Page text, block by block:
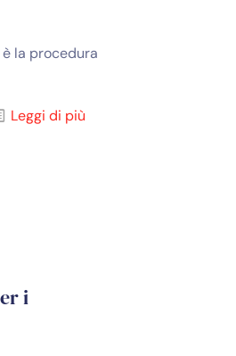
la procedura
Leggi di più
i